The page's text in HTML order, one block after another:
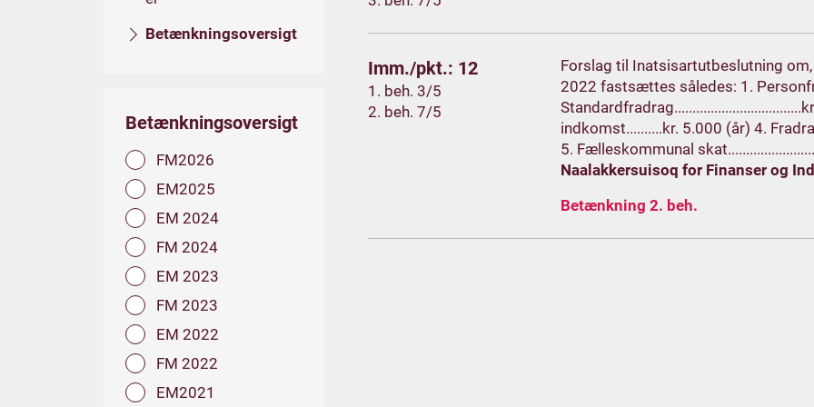
Betænkningsoversigt
Betænkningsoversigt
FM2026
EM2025
EM 2024
FM 2024
EM 2023
FM 2023
EM 2022
FM 2022
EM2021
Imm./pkt.: 12
1. beh. 3/5
2. beh. 7/5
Forslag til Inatsisartutbeslutning
2022 fastsættes således: 1.
indkomst..........kr. 5.000 (år) 4.
5. Fælleskommunal
Naalakkersuisoq for Finanser og
Betænkning 2. beh.